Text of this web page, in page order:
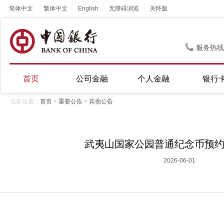
简体中文 繁体中文 English 无障碍浏览 关怀版
服务热
首页 公司金融 个人金融 银行
当前位置： 首页 > 重要公告 > 其他公告
武夷山国家公园普通纪念币预
2026-06-01